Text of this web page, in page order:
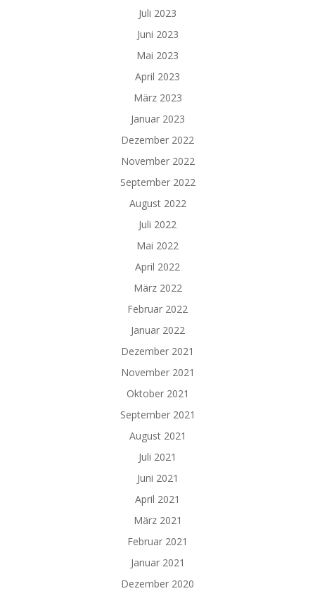
Juli 2023
Juni 2023
Mai 2023
April 2023
März 2023
Januar 2023
Dezember 2022
November 2022
September 2022
August 2022
Juli 2022
Mai 2022
April 2022
März 2022
Februar 2022
Januar 2022
Dezember 2021
November 2021
Oktober 2021
September 2021
August 2021
Juli 2021
Juni 2021
April 2021
März 2021
Februar 2021
Januar 2021
Dezember 2020